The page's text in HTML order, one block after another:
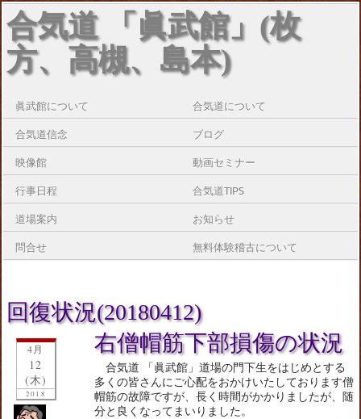
合気道 「眞武館」(枚
方、高槻、島本)
眞武館について 合気道について
合気道信念 ブログ
映像館 動画セミナー
行事日程 合気道TIPS
道場案内 お知らせ
問合せ 無料体験稽古について
回復状況(20180412)
4月
12
(木)
2018
右僧帽筋下部損傷の状況
合気道 「眞武館」道場の門下生をはじめとする
多くの皆さんにご心配をおかけいたしております僧
帽筋の故障ですが、長く時間がかかりましたが、随
分と良くなってまいりました。